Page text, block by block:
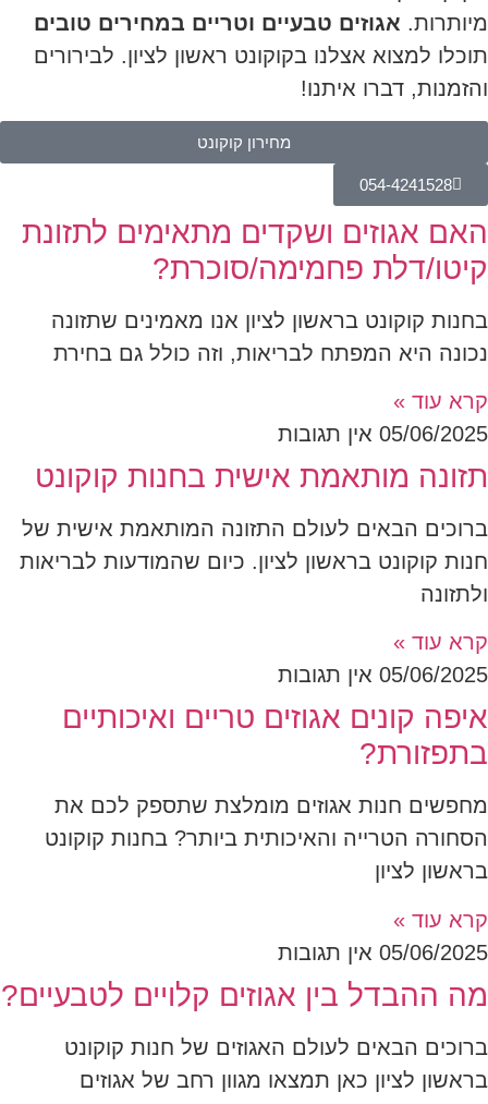
מיותרות. אגוזים טבעיים וטריים במחירים טובים
תוכלו למצוא אצלנו בקוקונט ראשון לציון. לבירורים
והזמנות, דברו איתנו!
מחירון קוקונט
054-4241528
האם אגוזים ושקדים מתאימים לתזונת
קיטו/דלת פחמימה/סוכרת?
בחנות קוקונט בראשון לציון אנו מאמינים שתזונה
נכונה היא המפתח לבריאות, וזה כולל גם בחירת
קרא עוד »
05/06/2025 אין תגובות
תזונה מותאמת אישית בחנות קוקונט
ברוכים הבאים לעולם התזונה המותאמת אישית של
חנות קוקונט בראשון לציון. כיום שהמודעות לבריאות
ולתזונה
קרא עוד »
05/06/2025 אין תגובות
איפה קונים אגוזים טריים ואיכותיים
בתפזורת?
מחפשים חנות אגוזים מומלצת שתספק לכם את
הסחורה הטרייה והאיכותית ביותר? בחנות קוקונט
בראשון לציון
קרא עוד »
05/06/2025 אין תגובות
מה ההבדל בין אגוזים קלויים לטבעיים?
ברוכים הבאים לעולם האגוזים של חנות קוקונט
בראשון לציון כאן תמצאו מגוון רחב של אגוזים